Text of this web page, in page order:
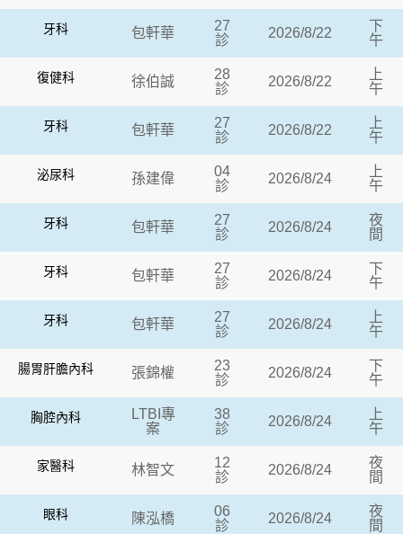
牙科 包軒華
27
診
2026/8/22
下
午
復健科 徐伯誠
28
診
2026/8/22
上
午
牙科 包軒華
27
診
2026/8/22
上
午
泌尿科 孫建偉
04
診
2026/8/24
上
午
牙科 包軒華
27
診
2026/8/24
夜
間
牙科 包軒華
27
診
2026/8/24
下
午
牙科 包軒華
27
診
2026/8/24
上
午
腸胃肝膽內科 張錦權
23
診
2026/8/24
下
午
胸腔內科
LTBI專
案
38
診
2026/8/24
上
午
家醫科 林智文
12
診
2026/8/24
夜
間
眼科 陳泓橋
06
診
2026/8/24
夜
間